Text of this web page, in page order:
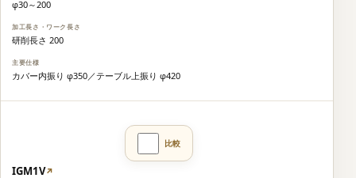
φ30～200
研削長さ 200
カバー内振り φ350／テーブル上振り φ420
IGM1V↗